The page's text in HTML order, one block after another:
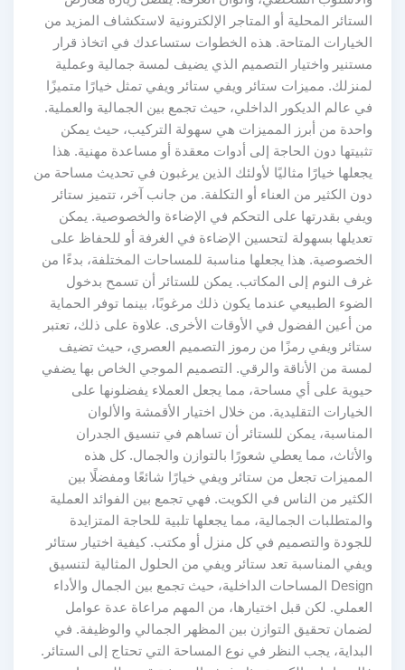
الستائر المحلية أو المتاجر الإلكترونية لاستكشاف المزيد من
الخيارات المتاحة. هذه الخطوات ستساعدك في اتخاذ قرار
مستنير واختيار التصميم الذي يضيف لمسة جمالية وعملية
لمنزلك. مميزات ستائر ويفي ستائر ويفي تمثل خيارًا متميزًا
في عالم الديكور الداخلي، حيث تجمع بين الجمالية والعملية.
واحدة من أبرز المميزات هي سهولة التركيب، حيث يمكن
تثبيتها دون الحاجة إلى أدوات معقدة أو مساعدة مهنية. هذا
يجعلها خيارًا مثاليًا لأولئك الذين يرغبون في تحديث مساحة من
دون الكثير من العناء أو التكلفة. من جانب آخر، تتميز ستائر
ويفي بقدرتها على التحكم في الإضاءة والخصوصية. يمكن
تعديلها بسهولة لتحسين الإضاءة في الغرفة أو للحفاظ على
الخصوصية. هذا يجعلها مناسبة للمساحات المختلفة، بدءًا من
غرف النوم إلى المكاتب. يمكن للستائر أن تسمح بدخول
الضوء الطبيعي عندما يكون ذلك مرغوبًا، بينما توفر الحماية
من أعين الفضول في الأوقات الأخرى. علاوة على ذلك، تعتبر
ستائر ويفي رمزًا من رموز التصميم العصري، حيث تضيف
لمسة من الأناقة والرقي. التصميم الموجي الخاص بها يضفي
حيوية على أي مساحة، مما يجعل العملاء يفضلونها على
الخيارات التقليدية. من خلال اختيار الأقمشة والألوان
المناسبة، يمكن للستائر أن تساهم في تنسيق الجدران
والأثاث، مما يعطي شعورًا بالتوازن والجمال. كل هذه
المميزات تجعل من ستائر ويفي خيارًا شائعًا ومفضلًا بين
الكثير من الناس في الكويت. فهي تجمع بين الفوائد العملية
والمتطلبات الجمالية، مما يجعلها تلبية للحاجة المتزايدة
للجودة والتصميم في كل منزل أو مكتب. كيفية اختيار ستائر
ويفي المناسبة تعد ستائر ويفي من الحلول المثالية لتنسيق
Design المساحات الداخلية، حيث تجمع بين الجمال والأداء
العملي. لكن قبل اختيارها، من المهم مراعاة عدة عوامل
لضمان تحقيق التوازن بين المظهر الجمالي والوظيفة. في
البداية، يجب النظر في نوع المساحة التي تحتاج إلى الستائر.